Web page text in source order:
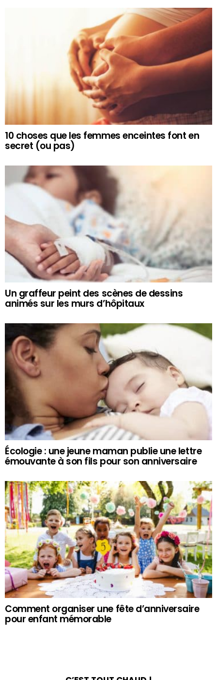
10 choses que les femmes enceintes font en
secret (ou pas)
Un graffeur peint des scènes de dessins
animés sur les murs d’hôpitaux
Écologie : une jeune maman publie une lettre
émouvante à son fils pour son anniversaire
Comment organiser une fête d’anniversaire
pour enfant mémorable